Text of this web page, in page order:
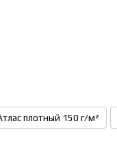
плотный 150 г/м²